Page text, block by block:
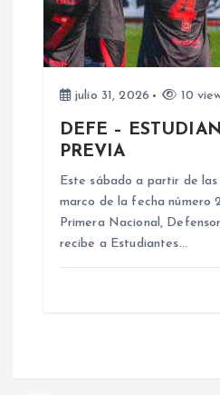
julio 31, 2026 10
DEFE –
PREVIA
Este sábado a partir de las
marco de la fecha número
Primera Nacional,
recibe a Estudiantes…